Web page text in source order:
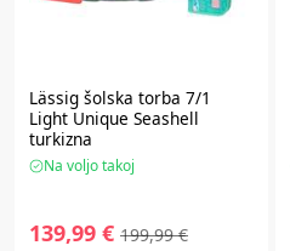
Lässig šolska torba 7/1
Light Unique Seashell
turkizna
Na voljo takoj
139,99 € 199,99 €